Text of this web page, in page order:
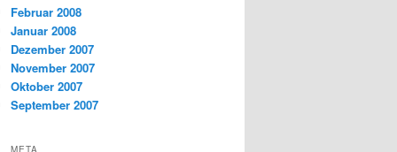
Februar 2008
Januar 2008
Dezember 2007
November 2007
Oktober 2007
September 2007
META